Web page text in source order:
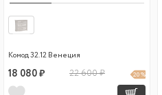
Комод 32.12 Венеция
18 080 ₽ 22 600 ₽ 20 %